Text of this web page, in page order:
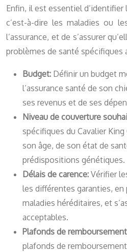
Enfin, il est essentiel
c’est-à-dire les maladies ou
l’assurance, et de s’assurer
problèmes de santé spécifiques
Budget: Définir un budget
l’assurance santé de son
ses revenus et de ses
Niveau de couverture
spécifiques du Cavalier
son âge, de son état de
prédispositions génétiques.
Délais de carence: Vérifier
les différentes garanties, en
maladies héréditaires, et
acceptables.
Plafonds de
plafonds de